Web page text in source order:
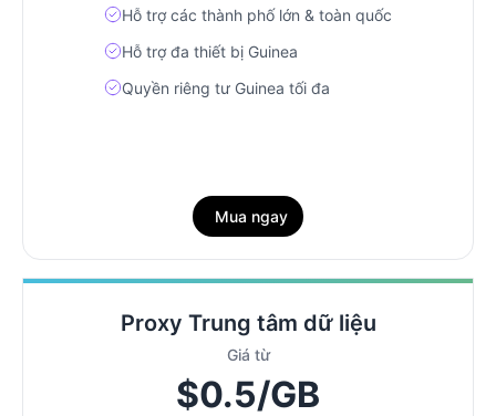
Hỗ trợ các thành phố lớn & toàn quốc
Hỗ trợ đa thiết bị Guinea
Quyền riêng tư Guinea tối đa
Mua ngay
Proxy Trung tâm dữ liệu
Giá từ
$0.5/GB